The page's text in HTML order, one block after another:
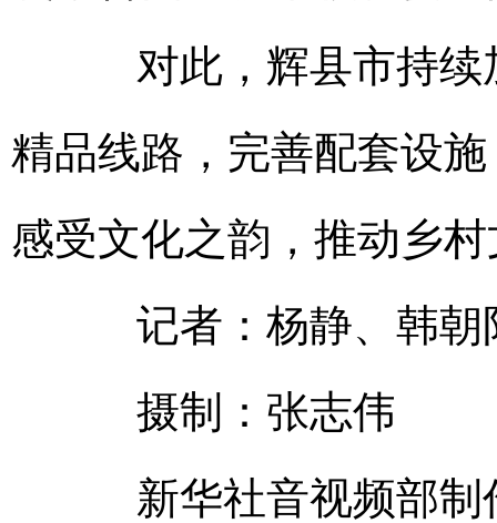
对此，辉县市持续
精品线路，完善配套设
感受文化之韵，推动乡
记者：杨静、韩朝
摄制：张志伟
新华社音视频部制